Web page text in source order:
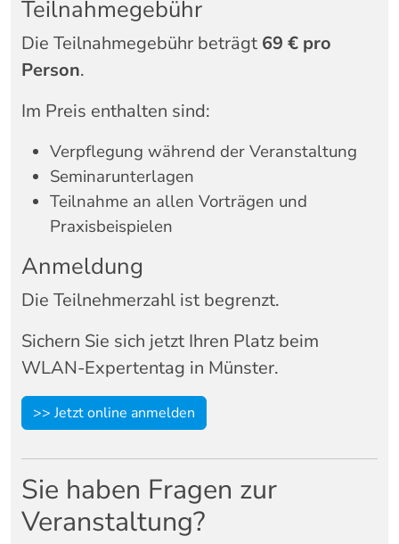
Teilnahmegebühr
Die Teilnahmegebühr beträgt 69 € pro
Person.
Im Preis enthalten sind:
Verpflegung während derVeranstaltung
Seminarunterlagen
Teilnahme an allen Vorträgen und
Praxisbeispielen
Anmeldung
Die Teilnehmerzahl ist begrenzt.
Sichern Sie sich jetzt Ihren Platz beim
WLAN-Expertentag in Münster.
>> Jetzt online anmelden
Sie haben Fragen zur
Veranstaltung?